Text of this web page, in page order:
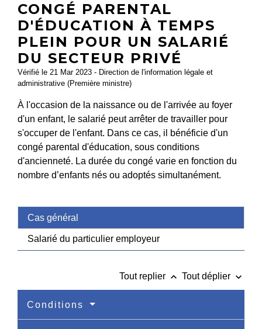
CONGÉ PARENTAL
D'ÉDUCATION À TEMPS
PLEIN POUR UN SALARIÉ
DU SECTEUR PRIVÉ
Vérifié le 21 Mar 2023 - Direction de l'information légale et
administrative (Première ministre)
À l'occasion de la naissance ou de l'arrivée au foyer
d'un enfant, le salarié peut arrêter de travailler pour
s'occuper de l'enfant. Dans ce cas, il bénéficie d'un
congé parental d'éducation, sous conditions
d'ancienneté. La durée du congé varie en fonction du
nombre d’enfants nés ou adoptés simultanément.
Cas général
Salarié du particulier employeur
Tout replier keyboard_arrow_up Tout déplier keyboard_arrow_down
Conditions